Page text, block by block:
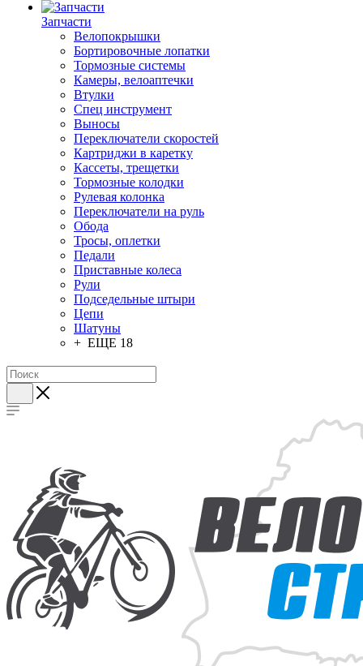
Запчасти
Велопокрышки
Бортировочные лопатки
Тормозные системы
Камеры, велоаптечки
Втулки
Спец инструмент
Выносы
Переключатели скоростей
Картриджи в каретку
Кассеты, трещетки
Тормозные колодки
Рулевая колонка
Переключатели на руль
Обода
Тросы, оплетки
Педали
Приставные колеса
Рули
Подседельные штыри
Цепи
Шатуны
+ ЕЩЕ 18